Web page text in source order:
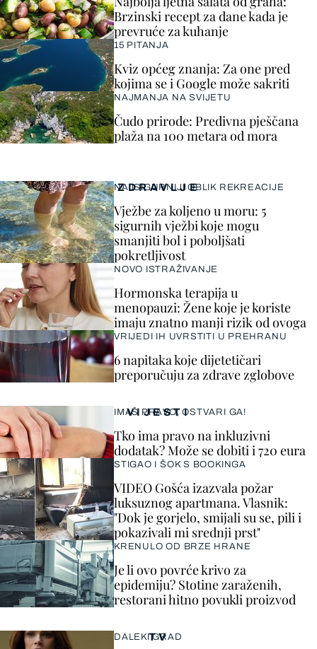
VIJESTI
IMAŠ PRAVO, OSTVARI GA!
Tko ima pravo na inkluzivni
dodatak? Može se dobiti i 720 eura
STIGAO I ŠOK S BOOKINGA
VIDEO Gošća izazvala požar
luksuznog apartmana. Vlasnik:
"Dok je gorjelo, smijali su se, pili i
pokazivali mi srednji prst"
KRENULO OD BRZE HRANE
Je li ovo povrće krivo za
epidemiju? Stotine zaraženih,
restorani hitno povukli proizvod
ZDRAVLJE
NAJSIGURNIJI OBLIK REKREACIJE
Vježbe za koljeno u moru: 5
sigurnih vježbi koje mogu
smanjiti bol i poboljšati
pokretljivost
NOVO ISTRAŽIVANJE
Hormonska terapija u
menopauzi: Žene koje je koriste
imaju znatno manji rizik od ovoga
VRIJEDI IH UVRSTITI U PREHRANU
6 napitaka koje dijetetičari
preporučuju za zdrave zglobove
TV
DALEKI GRAD
Brzinski recept za dane kada je
prevruće za kuhanje
15 PITANJA
Kviz općeg znanja: Za one pred
kojima se i Google može sakriti
NAJMANJA NA SVIJETU
Čudo prirode: Predivna pješčana
plaža na 100 metara od mora